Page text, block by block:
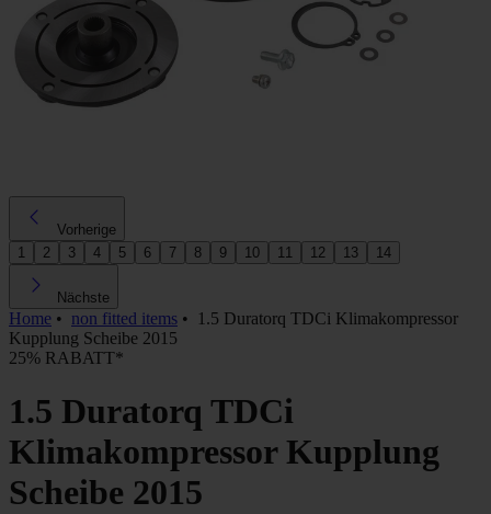
Vorherige
1
2 3 4 5 6 7 8 9 10 11 12 13 14
Nächste
Home • non fitted items •
1.5 Duratorq TDCi Klimakompressor
Kupplung Scheibe 2015
25% RABATT*
1.5 Duratorq TDCi
Klimakompressor Kupplung
Scheibe 2015